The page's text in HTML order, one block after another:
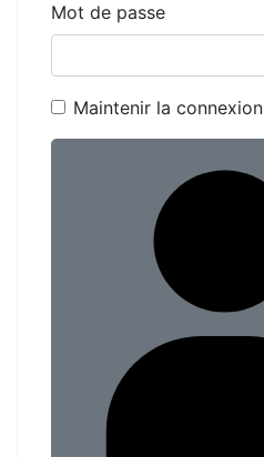
Mot de passe
Maintenir la connexion